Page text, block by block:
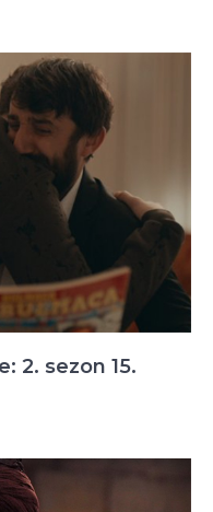
2. sezon 15.